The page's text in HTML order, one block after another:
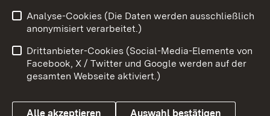
Benutzungshinweise
Barrierefreiheit
Datenschutz
Cookies
Analyse-Cookies (Die Daten werden ausschließlich
anonymisiert verarbeitet.)
Drittanbieter-Cookies (Social-Media-Elemente von
Facebook, X / Twitter und Google werden auf der
gesamten Webseite aktiviert.)
Alle akzeptieren Auswahl bestätigen